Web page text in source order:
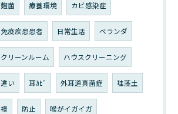
麴菌 療養環境 カビ感染症
免疫疾患患者 日常生活 ベランダ
クリーンルーム ハウスクリーニング
違い 耳ｶﾋﾞ 外耳道真菌症 珪藻土
襖 防止 喉がイガイガ